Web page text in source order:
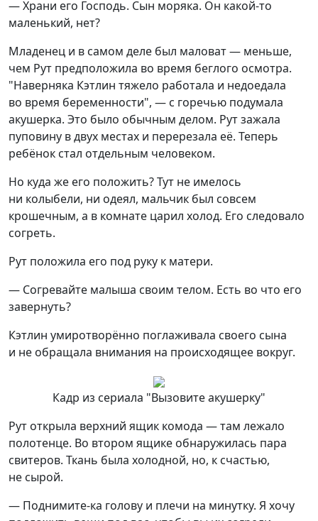
— Храни его Господь. Сын моряка. Он какой-то
маленький, нет?
Младенец и в самом деле был маловат — меньше,
чем Рут предположила во время беглого осмотра.
"Наверняка Кэтлин тяжело работала и недоедала
во время беременности", — с горечью подумала
акушерка. Это было обычным делом. Рут зажала
пуповину в двух местах и перерезала её. Теперь
ребёнок стал отдельным человеком.
Но куда же его положить? Тут не имелось
ни колыбели, ни одеял, мальчик был совсем
крошечным, а в комнате царил холод. Его следовало
согреть.
Рут положила его под руку к матери.
— Согревайте малыша своим телом. Есть во что его
завернуть?
Кэтлин умиротворённо поглаживала своего сына
и не обращала внимания на происходящее вокруг.
Кадр из сериала "Вызовите акушерку"
Рут открыла верхний ящик комода — там лежало
полотенце. Во втором ящике обнаружилась пара
свитеров. Ткань была холодной, но, к счастью,
не сырой.
— Поднимите-ка голову и плечи на минутку. Я хочу